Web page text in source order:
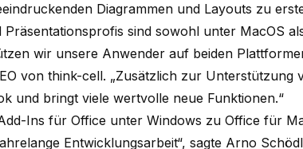
Diagrammen und Layouts zu
Präsentationsprofis sind sowohl unter MacOS
wir unsere Anwender auf beiden
von think-cell. „Zusätzlich zur Unterstützung
und bringt viele wertvolle neue Funktionen.“
Ins für Office unter Windows zu Office für
Entwicklungsarbeit“, sagte Arno